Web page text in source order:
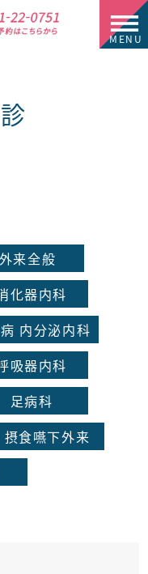
外来全般
化器内科
内分泌内科
吸器内科
足病科
摂食嚥下外来